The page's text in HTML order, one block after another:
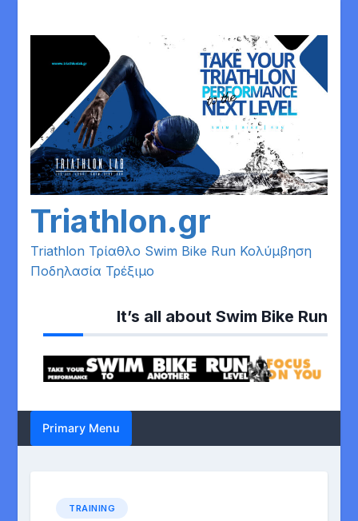
Triathlon.gr
Triathlon Τρίαθλο Swim Bike Run Κολύμβηση
Ποδηλασία Τρέξιμο
It’s all about Swim Bike Run
Primary Menu
TRAINING